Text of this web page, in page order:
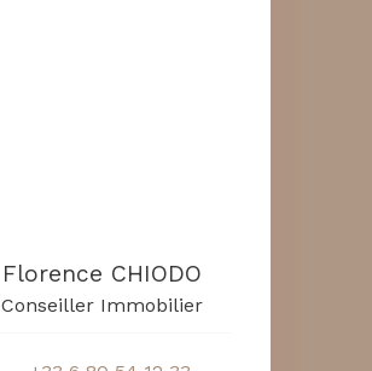
Florence CHIODO
Conseiller Immobilier